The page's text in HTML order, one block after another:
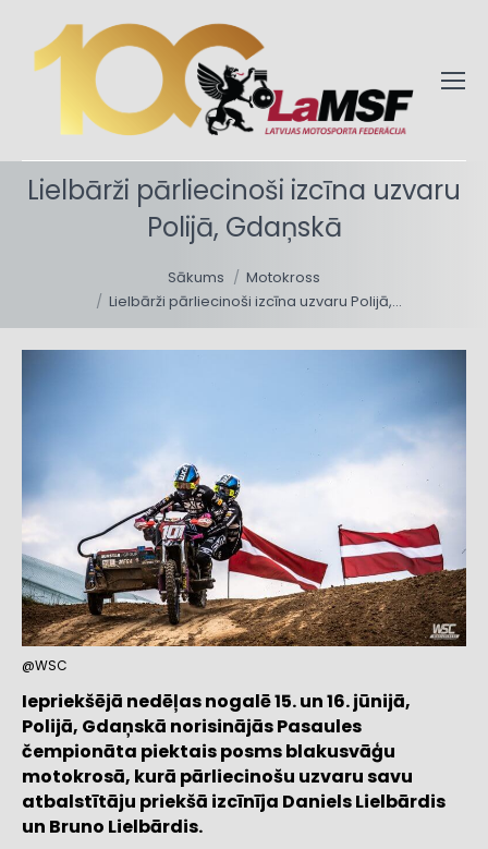
Lielbārži pārliecinoši izcīna uzvaru
Polijā, Gdaņskā
Sākums
Motokross
Lielbārži pārliecinoši izcīna uzvaru Polijā,…
@WSC
Iepriekšējā nedēļas nogalē 15. un 16. jūnijā,
Polijā, Gdaņskā norisinājās Pasaules
čempionāta piektais posms blakusvāģu
motokrosā, kurā pārliecinošu uzvaru savu
atbalstītāju priekšā izcīnīja Daniels Lielbārdis
un Bruno Lielbārdis.